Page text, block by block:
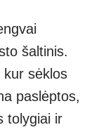
šaltinis.
kur sėklos
paslėptos,
tolygiai ir